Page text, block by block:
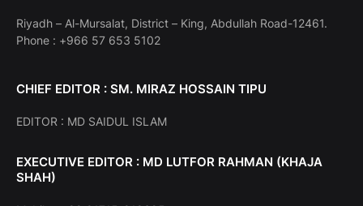
Riyadh – Al-Mursalat, District – King, Abdullah Road-12461.
Phone : +966 57 653 5102
CHIEF EDITOR : SM. MIRAZ HOSSAIN TIPU
EDITOR : MD SAIDUL ISLAM
EXECUTIVE EDITOR : MD LUTFOR RAHMAN (KHAJA
SHAH)